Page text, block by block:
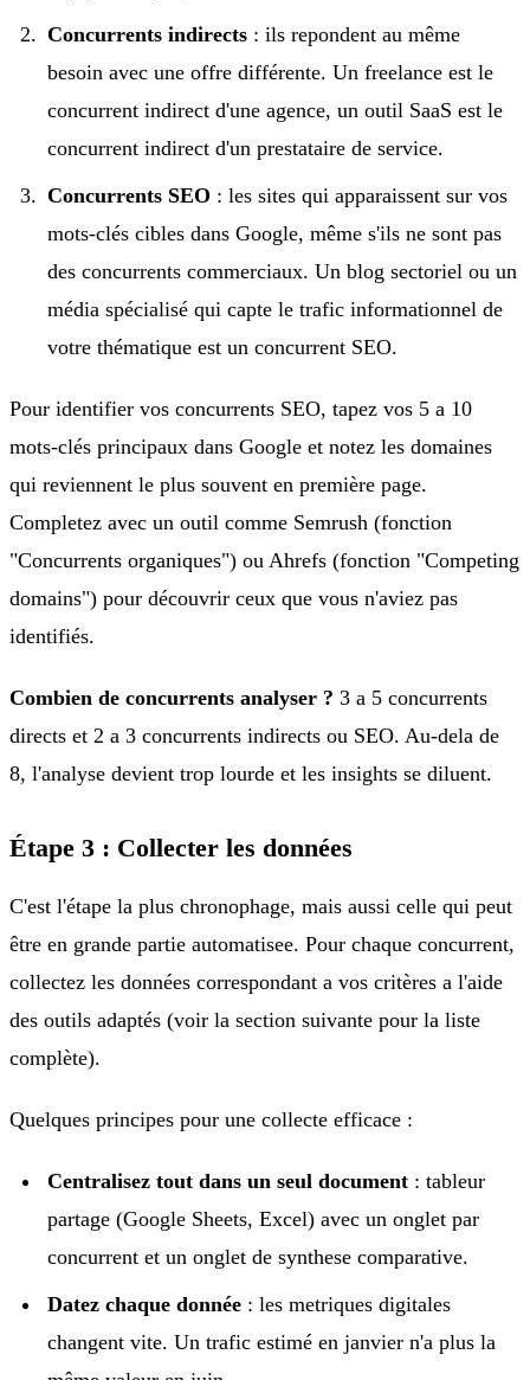
Concurrents indirects : ils repondent au même
besoin avec une offre différente. Un freelance est le
concurrent indirect d'une agence, un outil SaaS est le
concurrent indirect d'un prestataire de service.
Concurrents SEO : les sites qui apparaissent sur vos
mots-clés cibles dans Google, même s'ils ne sont pas
des concurrents commerciaux. Un blog sectoriel ou un
média spécialisé qui capte le trafic informationnel de
votre thématique est un concurrent SEO.
Pour identifier vos concurrents SEO, tapez vos 5 a 10
mots-clés principaux dans Google et notez les domaines
qui reviennent le plus souvent en première page.
Completez avec un outil comme Semrush (fonction
"Concurrents organiques") ou Ahrefs (fonction "Competing
domains") pour découvrir ceux que vous n'aviez pas
identifiés.
Combien de concurrents analyser ? 3 a 5 concurrents
directs et 2 a 3 concurrents indirects ou SEO. Au-dela de
8, l'analyse devient trop lourde et les insights se diluent.
Étape 3 : Collecter les données
C'est l'étape la plus chronophage, mais aussi celle qui peut
être en grande partie automatisee. Pour chaque concurrent,
collectez les données correspondant a vos critères a l'aide
des outils adaptés (voir la section suivante pour la liste
complète).
Quelques principes pour une collecte efficace :
Centralisez tout dans un seul document : tableur
partage (Google Sheets, Excel) avec un onglet par
concurrent et un onglet de synthese comparative.
Datez chaque donnée : les metriques digitales
changent vite. Un trafic estimé en janvier n'a plus la